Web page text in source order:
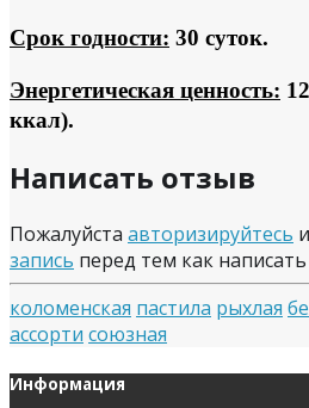
Срок годности: 30 суток.
Энергетическая ценность:
ккал).
Написать отзыв
Пожалуйста авторизируйтесь
запись перед тем как
коломенская пастила рыхлая
ассорти союзная
Информация